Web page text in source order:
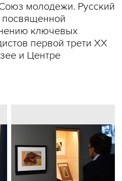
молодежи. Русский
посвященной
ключевых
первой трети ХХ
и Центре